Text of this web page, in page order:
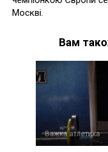
Москві.
Вам
Важка атлетика